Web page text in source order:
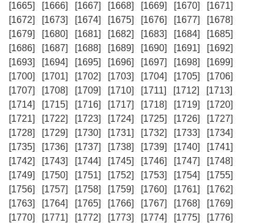
[1665]
[1666] [1667] [1668] [1669] [1670]
[1671]
[1672]
[1673] [1674] [1675] [1676] [1677]
[1678]
[1679]
[1680] [1681] [1682] [1683] [1684]
[1685]
[1686]
[1687] [1688] [1689] [1690] [1691]
[1692]
[1693]
[1694] [1695] [1696] [1697] [1698]
[1699]
[1700]
[1701] [1702] [1703] [1704] [1705]
[1706]
[1707]
[1708] [1709] [1710] [1711] [1712]
[1713]
[1714]
[1715] [1716] [1717] [1718] [1719]
[1720]
[1721]
[1722] [1723] [1724] [1725] [1726]
[1727]
[1728]
[1729] [1730] [1731] [1732] [1733]
[1734]
[1735]
[1736] [1737] [1738] [1739] [1740]
[1741]
[1742]
[1743] [1744] [1745] [1746] [1747]
[1748]
[1749]
[1750] [1751] [1752] [1753] [1754]
[1755]
[1756]
[1757] [1758] [1759] [1760] [1761]
[1762]
[1763]
[1764] [1765] [1766] [1767] [1768]
[1769]
[1770]
[1771] [1772] [1773] [1774] [1775]
[1776]